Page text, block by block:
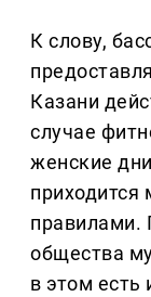
К слову,
Казани
случае
женские
правилами.
общества
в этом